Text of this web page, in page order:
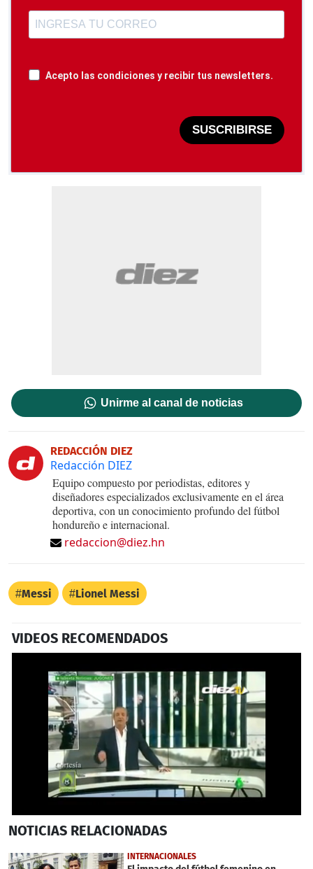
Acepto las condiciones y recibir tus newsletters.
SUSCRIBIRSE
Unirme al canal de noticias
REDACCIÓN DIEZ
Redacción DIEZ
Equipo compuesto por periodistas, editores y
diseñadores especializados exclusivamente en el área
deportiva, con un conocimiento profundo del fútbol
hondureño e internacional.
redaccion@diez.hn
Messi Lionel Messi
VIDEOS RECOMENDADOS
seconds
1
minute,
NOTICIAS RELACIONADAS
INTERNACIONALES